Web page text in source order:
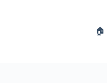
🏠︎